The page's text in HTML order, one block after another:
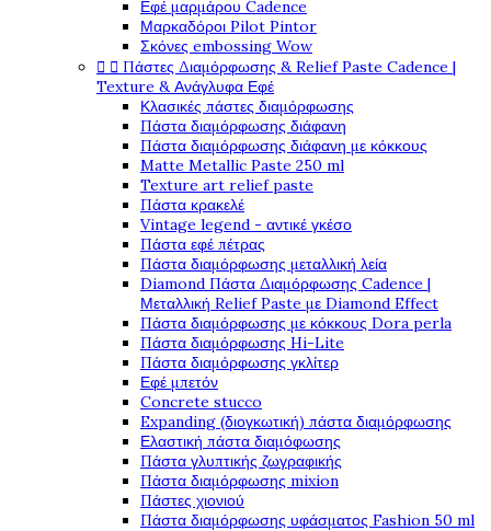
Εφέ μαρμάρου Cadence
Μαρκαδόροι Pilot Pintor
Σκόνες embossing Wow
  Πάστες Διαμόρφωσης & Relief Paste Cadence |
Texture & Ανάγλυφα Εφέ
Κλασικές πάστες διαμόρφωσης
Πάστα διαμόρφωσης διάφανη
Πάστα διαμόρφωσης διάφανη με κόκκους
Matte Metallic Paste 250 ml
Texture art relief paste
Πάστα κρακελέ
Vintage legend - αντικέ γκέσο
Πάστα εφέ πέτρας
Πάστα διαμόρφωσης μεταλλική λεία
Diamond Πάστα Διαμόρφωσης Cadence |
Μεταλλική Relief Paste με Diamond Effect
Πάστα διαμόρφωσης με κόκκους Dora perla
Πάστα διαμόρφωσης Hi-Lite
Πάστα διαμόρφωσης γκλίτερ
Εφέ μπετόν
Concrete stucco
Expanding (διογκωτική) πάστα διαμόρφωσης
Ελαστική πάστα διαμόφωσης
Πάστα γλυπτικής ζωγραφικής
Πάστα διαμόρφωσης mixion
Πάστες χιονιού
Πάστα διαμόρφωσης υφάσματος Fashion 50 ml